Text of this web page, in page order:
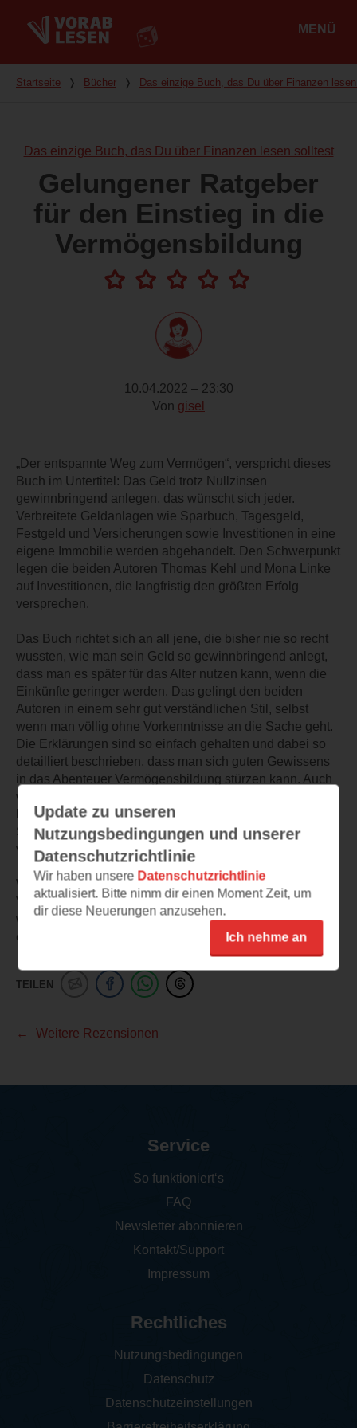
MENÜ
Du bist hier
Startseite ❭ Bücher ❭ Das einzige Buch, das Du über Finanzen
Das einzige Buch, das Du über Finanzen lesen solltest
Gelungener Ratgeber
für den Einstieg in die
Vermögensbildung
10.04.2022 – 23:30
Von gisel
„Der entspannte Weg zum Vermögen“, verspricht dieses
Buch im Untertitel: Das Geld trotz Nullzinsen
gewinnbringend anlegen, das wünscht sich jeder.
Verbreitete Geldanlagen wie Sparbuch, Tagesgeld,
Festgeld und Versicherungen sowie Investitionen in eine
eigene Immobilie werden abgehandelt. Den Schwerpunkt
legen die beiden Autoren Thomas Kehl und Mona Linke
auf Investitionen, die langfristig den größten Erfolg
versprechen.
Das Buch richtet sich an all jene, die bisher nie so recht
wussten, wie man sein Geld so gewinnbringend anlegt,
dass man es später für das Alter nutzen kann, wenn die
Einkünfte geringer werden. Das gelingt den beiden
Autoren in einem sehr gut verständlichen Stil, selbst
wenn man völlig ohne Vorkenntnisse an die Sache geht.
Die Erklärungen sind so einfach gehalten und dabei so
detailliert beschrieben, dass man sich guten Gewissens
in das Abenteuer Vermögensbildung stürzen kann. Auch
wer sich schon ein bisschen damit beschäftigt hat, wird
hier viele wichtige Impulse für die eigene finanzielle
Situation. Fachbegriffe werden im Anhang einfach
verständlich erklärt.
Wer ein gutes Buch sucht, um die Grundlagen der
Vermögensbildung zu verstehen und selbst tätig zu
werden, dem möchte ich dieses Buch unbedingt weiter
empfehlen. Ich vergebe alle 5 möglichen Sterne.
TEILEN
Weitere Rezensionen
Update zu unseren
Nutzungsbedingungen und unserer
Datenschutzrichtlinie
Wir haben unsere Datenschutzrichtlinie
aktualisiert. Bitte nimm dir einen Moment Zeit, um
dir diese Neuerungen anzusehen.
Ich nehme an
Service
So funktioniert‘s
FAQ
Newsletter abonnieren
Kontakt/Support
Impressum
Rechtliches
Nutzungsbedingungen
Datenschutz
Datenschutzeinstellungen